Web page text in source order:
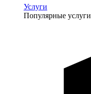
Услуги
Популярные услуги